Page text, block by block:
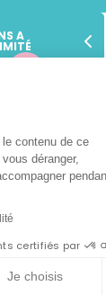
A
RENDEZ-
dans la file
contenu de ce
déranger,
certifiés par
Je choisis